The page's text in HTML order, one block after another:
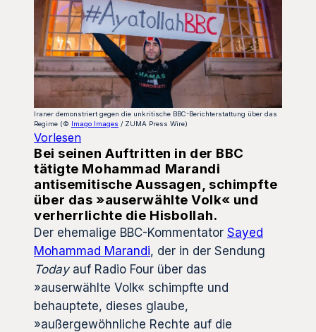
Iraner demonstriert gegen die unkritische BBC-Berichterstattung über das
Regime (© Imago Images / ZUMA Press Wire)
Vorlesen
Bei seinen Auftritten in der BBC
tätigte Mohammad Marandi
antisemitische Aussagen, schimpfte
über das »auserwählte Volk« und
verherrlichte die Hisbollah.
Der ehemalige BBC-Kommentator Sayed
Mohammad Marandi, der in der Sendung
Todayauf Radio Four über das
»auserwählte Volk« schimpfte und
behauptete, dieses glaube,
»außergewöhnliche Rechte auf die